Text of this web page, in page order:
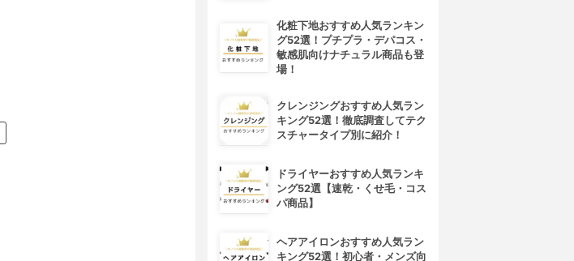
化粧下地おすすめ人気ランキン
グ52選！プチプラ・デパコス・
敏感肌向けナチュラル商品も登
場！
クレンジングおすすめ人気ラン
キング52選！徹底調査してテク
スチャータイプ別に紹介！
ドライヤーおすすめ人気ランキ
ング52選【速乾・くせ毛・コス
パ商品】
ヘアアイロンおすすめ人気ラン
キング52選！初心者・メンズ向